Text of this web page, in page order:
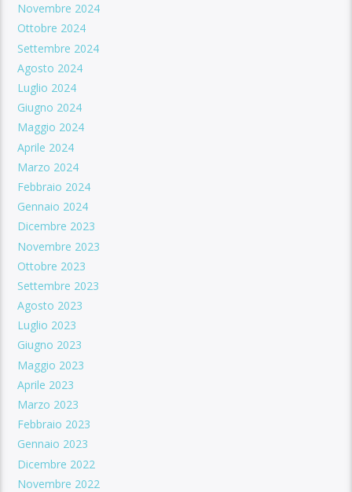
Novembre 2024
Ottobre 2024
Settembre 2024
Agosto 2024
Luglio 2024
Giugno 2024
Maggio 2024
Aprile 2024
Marzo 2024
Febbraio 2024
Gennaio 2024
Dicembre 2023
Novembre 2023
Ottobre 2023
Settembre 2023
Agosto 2023
Luglio 2023
Giugno 2023
Maggio 2023
Aprile 2023
Marzo 2023
Febbraio 2023
Gennaio 2023
Dicembre 2022
Novembre 2022